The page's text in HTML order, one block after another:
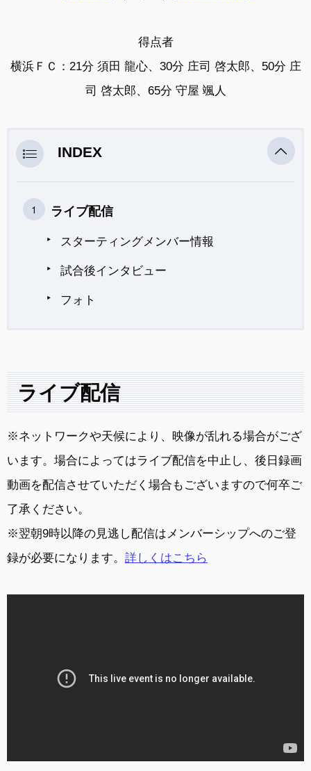
得点者
横浜ＦＣ：21分 須田 龍心、30分 庄司 啓太郎、50分 庄
司 啓太郎、65分 守屋 颯人
INDEX
ライブ配信
スターティングメンバー情報
試合後インタビュー
フォト
ライブ配信
※ネットワークや天候により、映像が乱れる場合がござ
います。場合によってはライブ配信を中止し、後日録画
動画を配信させていただく場合もございますので何卒ご
了承ください。
※翌朝9時以降の見逃し配信はメンバーシップへのご登
録が必要になります。 詳しくはこちら